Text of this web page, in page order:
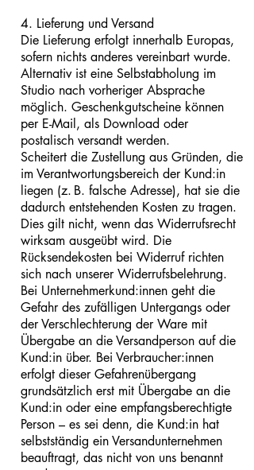
4. Lieferung und Versand
Die Lieferung erfolgt innerhalb Europas,
sofern nichts anderes vereinbart wurde.
Alternativ ist eine Selbstabholung im
Studio nach vorheriger Absprache
möglich. Geschenkgutscheine können
per E-Mail, als Download oder
postalisch versandt werden.
Scheitert die Zustellung aus Gründen, die
im Verantwortungsbereich der Kund:in
liegen (z. B. falsche Adresse), hat sie die
dadurch entstehenden Kosten zu tragen.
Dies gilt nicht, wenn das Widerrufsrecht
wirksam ausgeübt wird. Die
Rücksendekosten bei Widerruf richten
sich nach unserer Widerrufsbelehrung.
Bei Unternehmerkund:innen geht die
Gefahr des zufälligen Untergangs oder
der Verschlechterung der Ware mit
Übergabe an die Versandperson auf die
Kund:in über. Bei Verbraucher:innen
erfolgt dieser Gefahrenübergang
grundsätzlich erst mit Übergabe an die
Kund:in oder eine empfangsberechtigte
Person – es sei denn, die Kund:in hat
selbstständig ein Versandunternehmen
beauftragt, das nicht von uns benannt